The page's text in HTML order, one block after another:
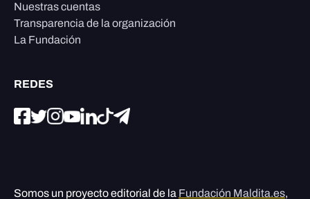
Nuestras cuentas
Transparencia de la organización
La Fundación
REDES
Somos un proyecto editorial de la Fundación Maldita.es,